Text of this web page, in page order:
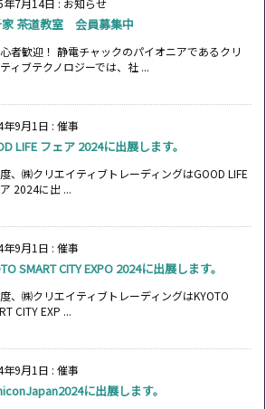
年7月14日 : お知らせ
茶道教室 会員募集中
者歓迎！ 静電チャックのパイオニアであるクリ
ィブテクノロジーでは、社 ...
年9月1日 : 催事
LIFE フェア 2024に出展します。
、㈱クリエイティブトレーディングはGOOD LIFE
2024に出 ...
年9月1日 : 催事
SMART CITY EXPO 2024に出展します。
、㈱クリエイティブトレーディングはKYOTO
CITY EXP ...
年9月1日 : 催事
に出展します。